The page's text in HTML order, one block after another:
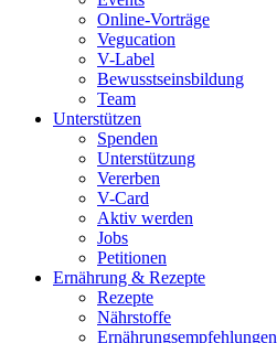
Online-Vorträge
Vegucation
V-Label
Bewusstseinsbildung
Team
Unterstützen
Spenden
Unterstützung
Vererben
V-Card
Aktiv werden
Jobs
Petitionen
Ernährung & Rezepte
Rezepte
Nährstoffe
Ernährungsempfehlungen